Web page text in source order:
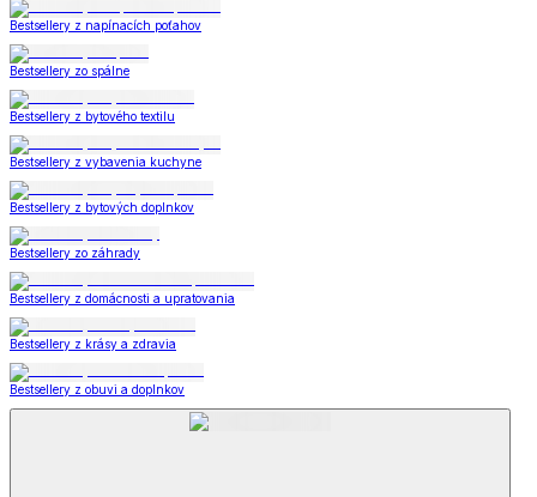
Bestsellery z napínacích poťahov
Bestsellery zo spálne
Bestsellery z bytového textilu
Bestsellery z vybavenia kuchyne
Bestsellery z bytových doplnkov
Bestsellery zo záhrady
Bestsellery z domácnosti a upratovania
Bestsellery z krásy a zdravia
Bestsellery z obuvi a doplnkov